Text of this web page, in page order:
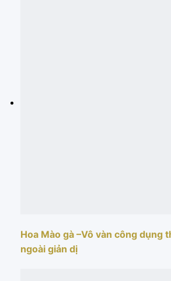
Hoa Mào gà –Vô vàn công dụng
ngoài giản dị